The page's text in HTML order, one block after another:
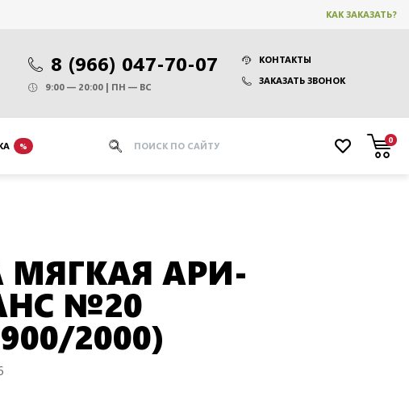
КАК ЗАКАЗАТЬ?
8 (966) 047-70-07
КОНТАКТЫ
ЗАКАЗАТЬ ЗВОНОК
9:00 — 20:00 | ПН — ВС
%
0
МЯГКАЯ АРИ-
№20
2000)